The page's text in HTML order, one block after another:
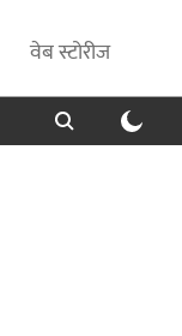
वेब स्टोरीज